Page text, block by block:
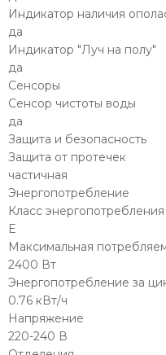
Индикатор наличия
да
Индикатор "Луч на полу"
да
Сенсоры
Сенсор чистоты воды
да
Защита и безопасность
Защита от протечек
частичная
Энергопотребление
Класс энергопотребления
E
Максимальная
2400 Вт
Энергопотребление за
0.76 кВт/ч
Напряжение
220-240 В